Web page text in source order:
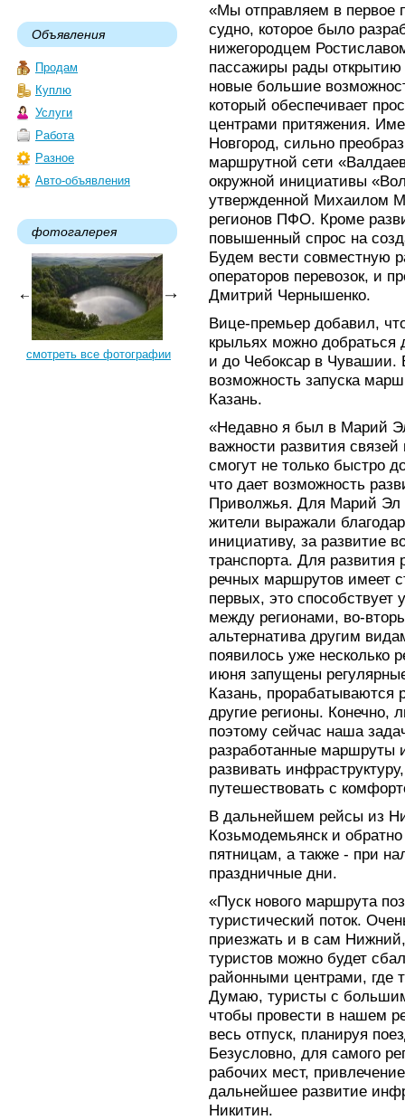
Объявления
Продам
Куплю
Услуги
Работа
Разное
Авто-объявления
фотогалерея
смотреть все фотографии
«Мы отправляем в первое
судно, которое было
нижегородцем
пассажиры рады открытию
новые большие
который обеспечивает
центрами притяжения.
Новгород, сильно
маршрутной сети
окружной инициативы
утвержденной Михаилом
регионов ПФО. Кроме
повышенный спрос на
Будем вести совместную
операторов перевозок, и
Дмитрий Чернышенко.
Вице-премьер добавил,
крыльях можно
и до Чебоксар в Чувашии.
возможность запуска
Казань.
«Недавно я был в Марий
важности развития
смогут не только быстро
что дает возможность
Приволжья. Для Марий Эл
жители выражали
инициативу, за развитие
транспорта. Для
речных маршрутов имеет
первых, это способствует
между регионами, во-
альтернатива другим
появилось уже несколько
июня запущены
Казань,
другие регионы. Конечно,
поэтому сейчас наша
разработанные маршруты
развивать
путешествовать с
В дальнейшем рейсы из
Козьмодемьянск и
пятницам, а также - при
праздничные дни.
«Пуск нового маршрута
туристический поток.
приезжать и в сам
туристов можно будет
районными центрами, где
Думаю, туристы с
чтобы провести в нашем
весь отпуск, планируя
Безусловно, для самого
рабочих мест,
дальнейшее развитие
Никитин.